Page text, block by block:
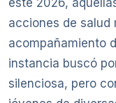
este 2026,
acciones de salud
acompañamiento
instancia buscó
silenciosa, pero